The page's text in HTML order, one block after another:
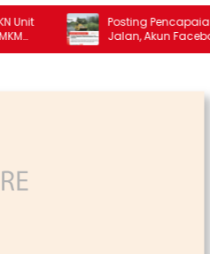
Posting Pencapaian
Jalan, Akun Facebook
Kabupaten Rembang